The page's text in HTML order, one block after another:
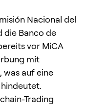
Nacional del
die Banco de
vor MiCA
mit
was auf eine
Trading